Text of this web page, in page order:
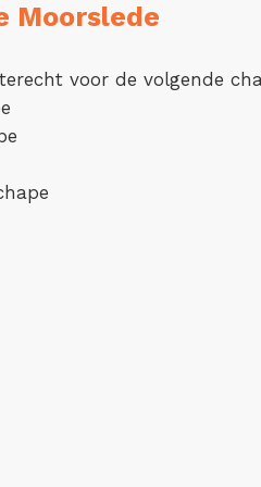
Moorslede
voor de volgende